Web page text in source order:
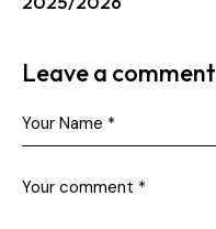
Leave a comment